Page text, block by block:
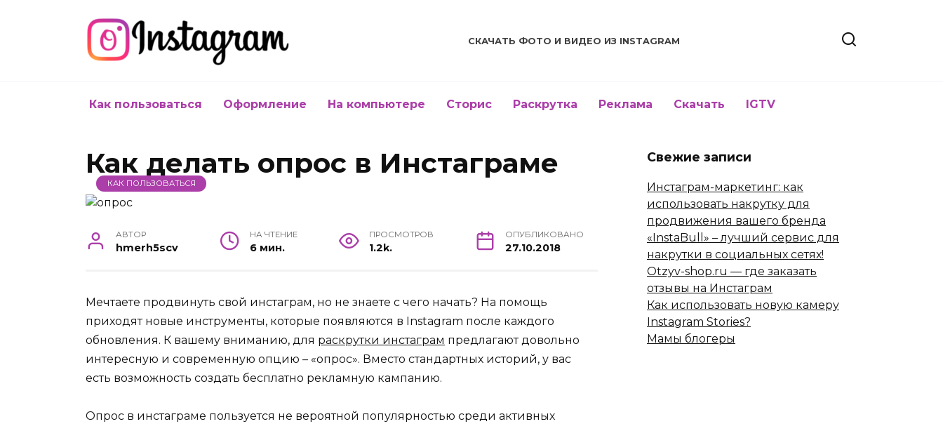
СКАЧАТЬ ФОТО И ВИДЕО ИЗ INSTAGRAM
Как пользоваться Оформление На компьютере Сторис Раскрутка Реклама Скачать IGTV
Как делать опрос в Инстаграме
КАК ПОЛЬЗОВАТЬСЯ
АВТОР
hmerh5scv
НА ЧТЕНИЕ
6 мин.
ПРОСМОТРОВ
1.2k.
ОПУБЛИКОВАНО
27.10.2018
Мечтаете продвинуть свой инстаграм, но не знаете с чего начать? На помощь
приходят новые инструменты, которые появляются в Instagram после каждого
обновления. К вашему вниманию, для раскрутки инстаграм предлагают довольно
интересную и современную опцию – «опрос». Вместо стандартных историй, у вас
есть возможность создать бесплатно рекламную кампанию.
Опрос в инстаграме пользуется не вероятной популярностью среди активных
Свежие записи
Инстаграм-маркетинг: как
использовать накрутку для
продвижения вашего бренда
«InstaBull» – лучший сервис для
накрутки в социальных сетях!
Otzyv-shop.ru — где заказать
отзывы на Инстаграм
Как использовать новую камеру
Instagram Stories?
Мамы блогеры